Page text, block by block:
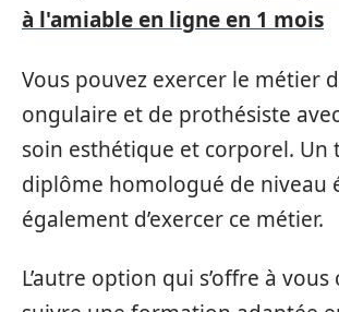
à l'amiable en ligne en 1 mois
Vous pouvez exercer le métier
ongulaire et de prothésiste
soin esthétique et corporel. Un
diplôme homologué de niveau
également d’exercer ce métier.
L’autre option qui s’offre à vous